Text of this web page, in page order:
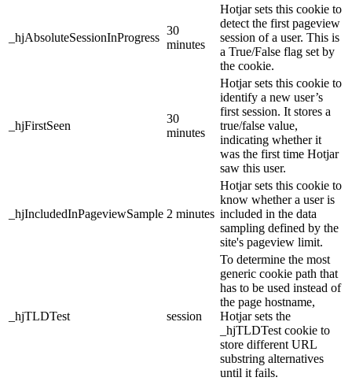
_hjAbsoluteSessionInProgress
30
minutes
Hotjar sets this cookie to
detect the first pageview
session of a user. This is
a True/False flag set by
the cookie.
_hjFirstSeen
30
minutes
Hotjar sets this cookie to
identify a new user’s
first session. It stores a
true/false value,
indicating whether it
was the first time Hotjar
saw this user.
_hjIncludedInPageviewSample 2 minutes
Hotjar sets this cookie to
know whether a user is
included in the data
sampling defined by the
site's pageview limit.
_hjTLDTest session
To determine the most
generic cookie path that
has to be used instead of
the page hostname,
Hotjar sets the
_hjTLDTest cookie to
store different URL
substring alternatives
until it fails.